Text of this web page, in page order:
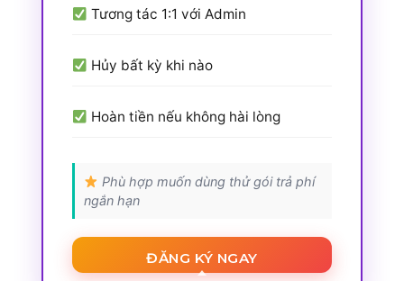
Tương tác 1:1 với Admin
Hủy bất kỳ khi nào
Hoàn tiền nếu không hài lòng
Phù hợp muốn dùng thử gói trả phí
ngắn hạn
ĐĂNG KÝ NGAY